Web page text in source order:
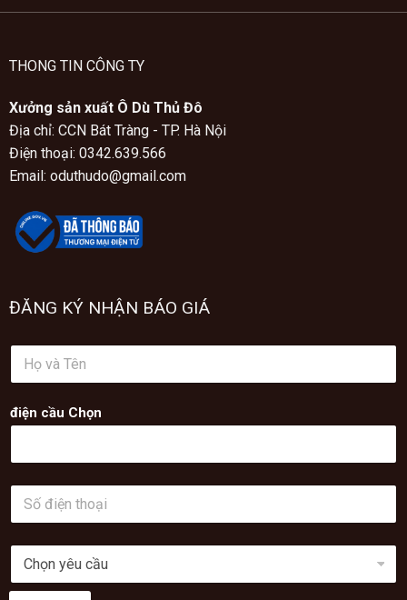
THONG TIN CÔNG TY
Xưởng sản xuất Ô Dù Thủ Đô
Địa chỉ: CCN Bát Tràng - TP. Hà Nội
Điện thoại: 0342.639.566
Email: oduthudo@gmail.com
ĐĂNG KÝ NHẬN BÁO GIÁ
H
v
à
T
điện cầu Chọn
S
đ
i
n
t
C
ọ